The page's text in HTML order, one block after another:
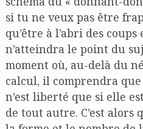
si tu ne veux pas être
qu’être à l’abri des
n’atteindra le point du
moment où, au-delà du
calcul, il comprendra
n’est liberté que si elle
de tout autre. C’est alors